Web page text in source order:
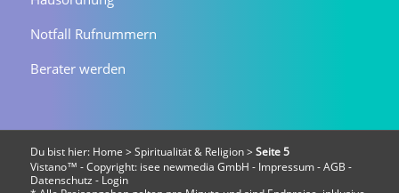
Notfall Rufnummern
Berater werden
Du bist hier: Home > Spiritualität & Religion> Seite 5
Vistano™ - Copyright: isee newmedia GmbH - Impressum-AGB -
Datenschutz - Login